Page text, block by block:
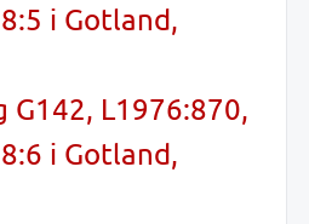
i Gotland,
G142, L1976:870,
i Gotland,